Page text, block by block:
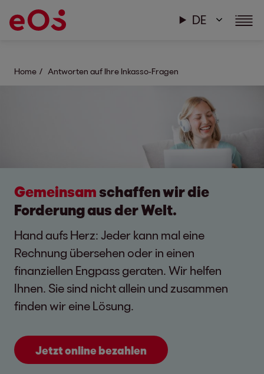
DE
Home Antworten auf Ihre Inkasso-Fragen
Gemeinsam schaffen wir die
Forderung aus der Welt.
Hand aufs Herz: Jeder kann mal eine
Rechnung übersehen oder in einen
finanziellen Engpass geraten. Wir helfen
Ihnen. Sie sind nicht allein und zusammen
finden wir eine Lösung.
Jetzt online bezahlen